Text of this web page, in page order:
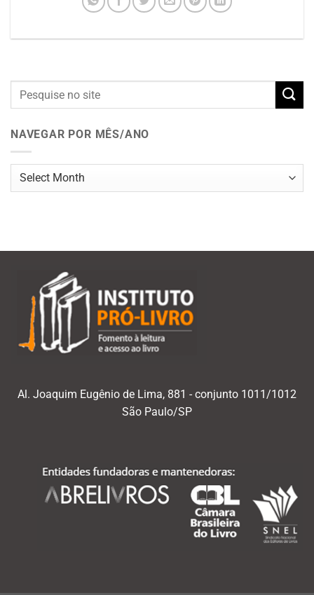
NAVEGAR POR MÊS/ANO
Navegar
Al. Joaquim Eugênio de Lima, 881 - conjunto 1011/1012
São Paulo/SP